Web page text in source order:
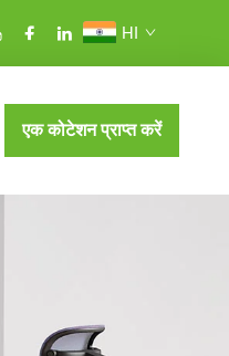
HI
एक कोटेशन प्राप्त करें